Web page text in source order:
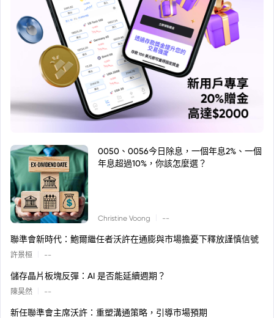
0050、0056今日除息，一個年息2%、一個
年息超過10%，你該怎麼選？
Christine Voong --
聯準會新時代：鮑爾繼任者沃許在通膨與市場擔憂下釋放謹慎信號
許景桓 --
儲存晶片板塊反彈：AI 是否能延續週期？
陳昊然 --
新任聯準會主席沃許：重塑溝通策略，引導市場預期